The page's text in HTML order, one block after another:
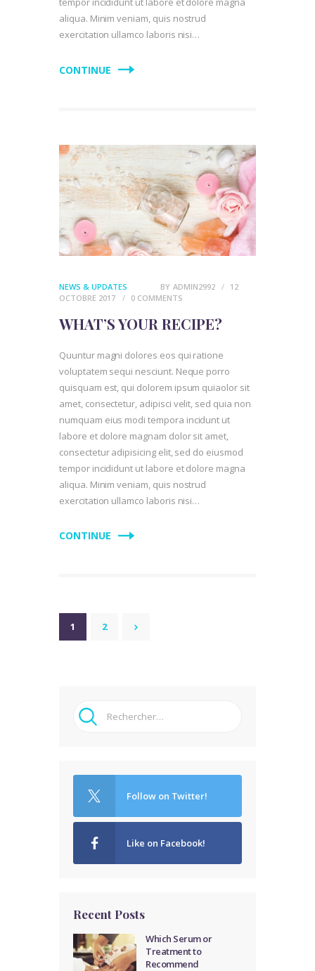
aliqua. Minim veniam, quis nostrud
exercitation ullamco laboris nisi…
CONTINUE
NEWS & UPDATES BY ADMIN2992
12
OCTOBRE 2017
0 COMMENTS
WHAT’S YOUR RECIPE?
Quuntur magni dolores eos qui ratione
voluptatem sequi nesciunt. Neque porro
quisquam est, qui dolorem ipsum quiaolor sit
amet, consectetur, adipisci velit, sed quia non
numquam eius modi tempora incidunt ut
labore et dolore magnam dolor sit amet,
consectetur adipisicing elit, sed do eiusmod
tempor incididunt ut labore et dolore magna
aliqua. Minim veniam, quis nostrud
exercitation ullamco laboris nisi…
CONTINUE
PAGINATION
DES
PAGE
1 PAGE
2
Rechercher :
Follow on Twitter!
Like on Facebook!
Recent Posts
Which Serum or
Treatment to
Recommend